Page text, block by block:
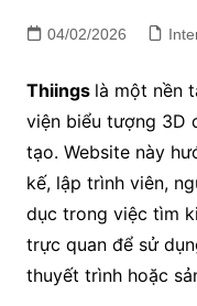
04/02/2026
Thiings là một nền
viện biểu tượng 3D
tạo. Website này
kế, lập trình viên,
dục trong việc tìm
trực quan để sử
thuyết trình hoặc